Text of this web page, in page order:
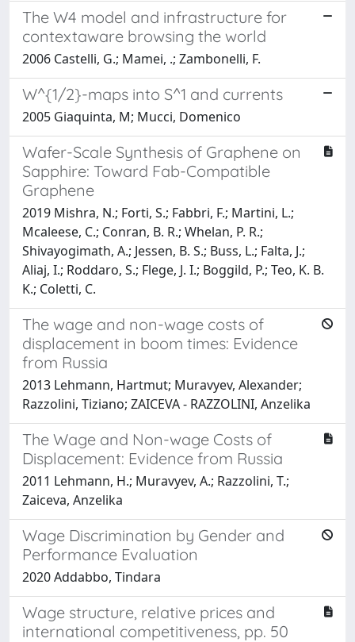
The W4 model and infrastructure for
contextaware browsing the world
2006 Castelli, G.; Mamei, .; Zambonelli, F.
W^{1/2}-maps into S^1 and currents
2005 Giaquinta, M; Mucci, Domenico
Wafer-Scale Synthesis of Graphene on
Sapphire: Toward Fab-Compatible
Graphene
2019 Mishra, N.; Forti, S.; Fabbri, F.; Martini, L.;
Mcaleese, C.; Conran, B. R.; Whelan, P. R.;
Shivayogimath, A.; Jessen, B. S.; Buss, L.; Falta, J.;
Aliaj, I.; Roddaro, S.; Flege, J. I.; Boggild, P.; Teo, K. B.
K.; Coletti, C.
The wage and non-wage costs of
displacement in boom times: Evidence
from Russia
2013 Lehmann, Hartmut; Muravyev, Alexander;
Razzolini, Tiziano; ZAICEVA - RAZZOLINI, Anzelika
The Wage and Non-wage Costs of
Displacement: Evidence from Russia
2011 Lehmann, H.; Muravyev, A.; Razzolini, T.;
Zaiceva, Anzelika
Wage Discrimination by Gender and
Performance Evaluation
2020 Addabbo, Tindara
Wage structure, relative prices and
international competitiveness, pp. 50